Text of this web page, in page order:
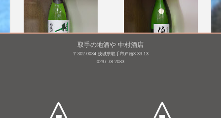
取手の地酒や 中村酒店
〒302-0034 茨城県取手市戸頭3-33-13
0297-78-2033